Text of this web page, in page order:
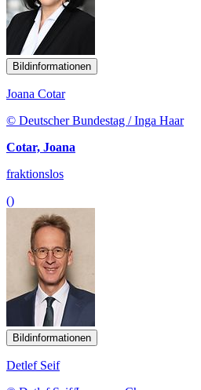
Bildinformationen
Joana Cotar
© Deutscher Bundestag / Inga Haar
Cotar, Joana
fraktionslos
()
Bildinformationen
Detlef Seif